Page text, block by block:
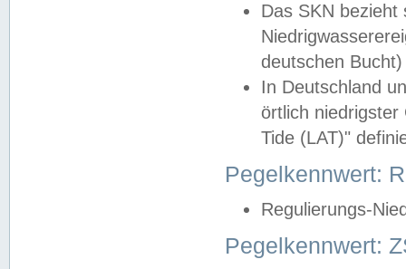
Das SKN
deutschen
In Deutschland
örtlich
Tide (LAT)"
Pegelkennwert:
Regulierungs-
Pegelkennwert: